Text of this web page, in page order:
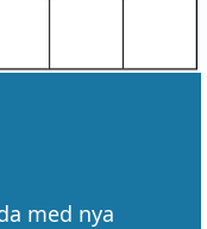
med nya